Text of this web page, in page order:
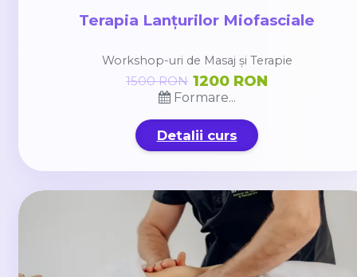
Terapia Lanțurilor Miofasciale
Workshop-uri de Masaj și Terapie
Formare...
1500 RON 1200 RON
Detalii curs